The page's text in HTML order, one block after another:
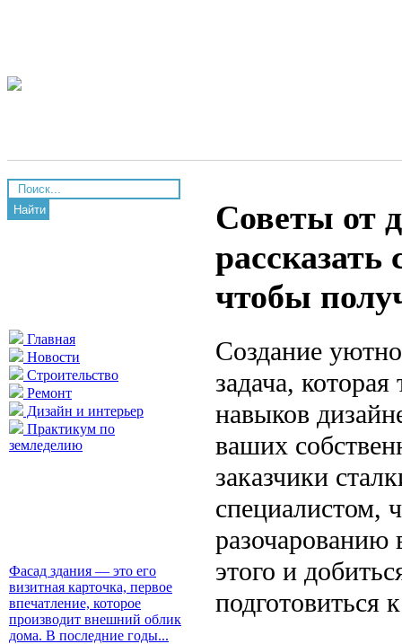
Найти
Главная
Новости
Строительство
Ремонт
Дизайн и интерьер
Практикум по
земледелию
Фасад здания — это его
визитная карточка, первое
впечатление, которое
производит внешний облик
дома. В последние годы...
Советы от
чтобы
Создание
задача,
навыков
ваших
заказчики
специалистом,
разочарованию
этого и
подготовиться